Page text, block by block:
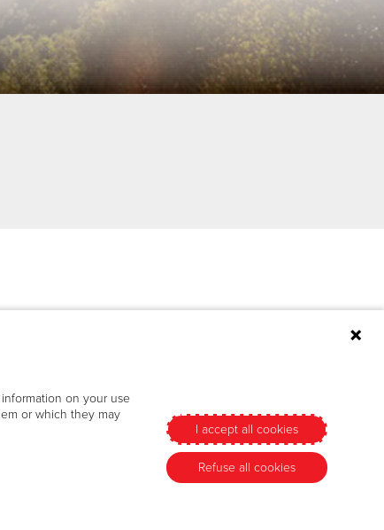
on your use
or which they may
I accept all cookies
Refuse all cookies